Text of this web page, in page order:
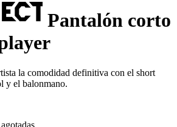
Pantalón corto
la comodidad definitiva con el short
y el balonmano.